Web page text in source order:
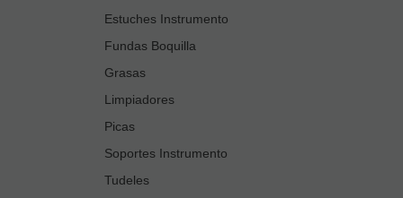
Estuches Instrumento
Fundas Boquilla
Grasas
Limpiadores
Picas
Soportes Instrumento
Tudeles